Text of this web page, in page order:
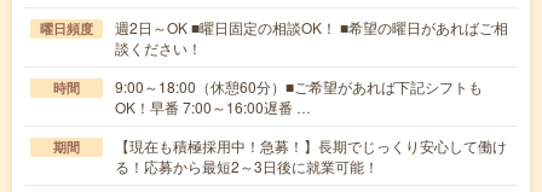
曜日頻度
週2日～OK ■曜日固定の相談OK！ ■希望の曜日があればご相
談ください！
時間
9:00～18:00（休憩60分）■ご希望があれば下記シフトも
OK！早番 7:00～16:00遅番 …
期間
【現在も積極採用中！急募！】長期でじっくり安心して働け
る！応募から最短2～3日後に就業可能！